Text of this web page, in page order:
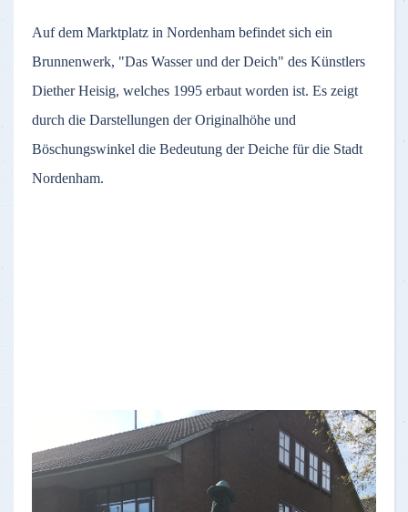
Auf dem Marktplatz in Nordenham befindet sich ein
Brunnenwerk, "Das Wasser und der Deich" des Künstlers
Diether Heisig, welches 1995 erbaut worden ist. Es zeigt
durch die Darstellungen der Originalhöhe und
Böschungswinkel die Bedeutung der Deiche für die Stadt
Nordenham.